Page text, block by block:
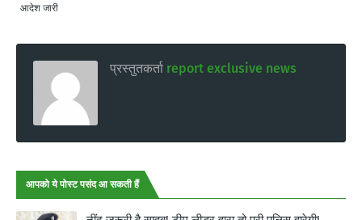
आदेश जारी
प्रस्तुतकर्ता report exclusive news
आपको ये पोस्ट पसंद आ सकती हैं